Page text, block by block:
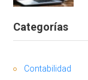
Categorías
Contabilidad